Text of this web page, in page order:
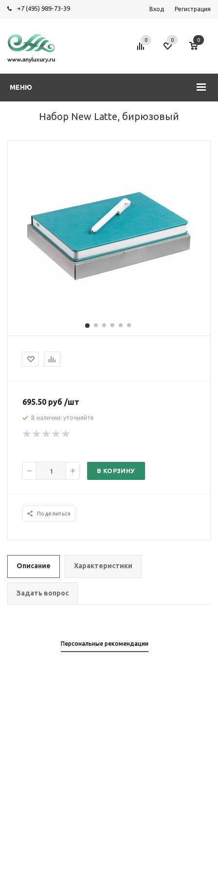
+7 (495) 989-73-39 Вход Регистрация
МЕНЮ
0 0 0
Набор New Latte, бирюзовый
695.50 руб /шт
В наличии: уточняйте
В КОРЗИНУ
Поделиться
Описание Характеристики
Задать вопрос
Персональные рекомендации